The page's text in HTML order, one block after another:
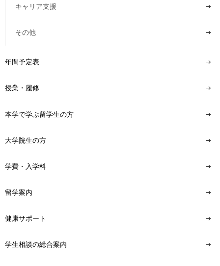
キャリア支援
その他
年間予定表
授業・履修
本学で学ぶ留学生の方
大学院生の方
学費・入学料
留学案内
健康サポート
学生相談の総合案内